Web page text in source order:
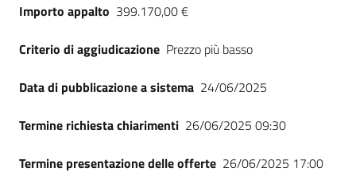
Seguici
Importo appalto 399.170,00 €
Criterio di aggiudicazione Prezzo più basso
Data di pubblicazione a sistema 24/06/2025
Termine richiesta chiarimenti 26/06/2025 09:30
Termine presentazione delle offerte 26/06/2025 17:00